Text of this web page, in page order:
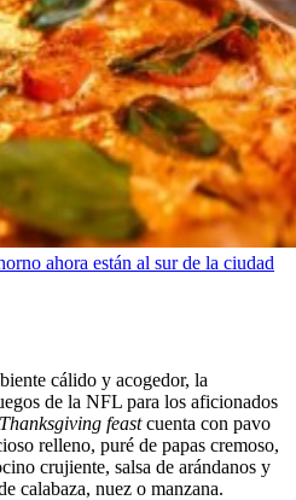
ahora están al sur de la ciudad
cálido y acogedor, la
de la NFL para los aficionados
Thanksgiving feastcuenta con pavo
relleno, puré de papas cremoso,
crujiente, salsa de arándanos y
calabaza, nuez o manzana.